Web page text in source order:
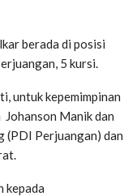
berada di posisi
5 kursi.
untuk kepemimpinan
Manik dan
(PDI Perjuangan) dan
kepada